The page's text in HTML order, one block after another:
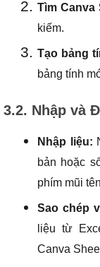
Tìm Canva
kiếm.
Tạo bảng
bảng tính
3.2. Nhập và
Nhập liệu:
bản hoặc
phím mũi
Sao chép
liệu từ
Canva